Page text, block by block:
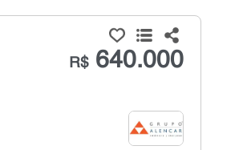
R$640.000